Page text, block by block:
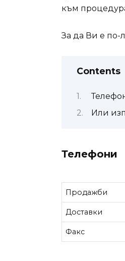
към
За да Ви е по-
Contents
Или
Телефони
Продажби
Доставки
Факс